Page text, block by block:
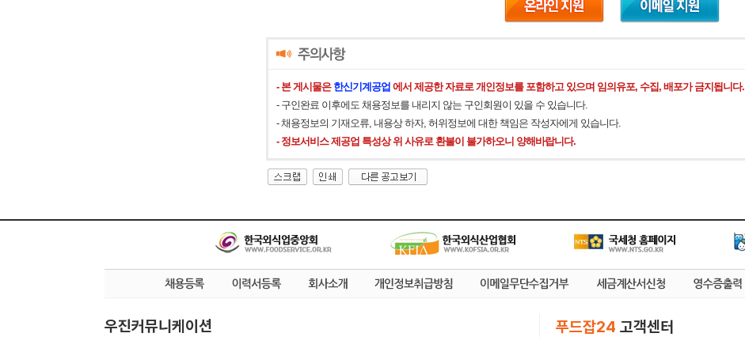
- 본 게시물은 한신기계공업 에서 제공한 자료로 개인정보를 포함하고 있으며 임의유포, 수집, 배포가 금지됩니다.
- 구인완료 이후에도 채용정보를 내리지 않는 구인회원이 있을 수 있습니다.
- 채용정보의 기재오류, 내용상 하자, 허위정보에 대한 책임은 작성자에게 있습니다.
- 정보서비스 제공업 특성상 위 사유로 환불이 불가하오니 양해바랍니다.
우진커뮤니케이션 푸드잡24 고객센터